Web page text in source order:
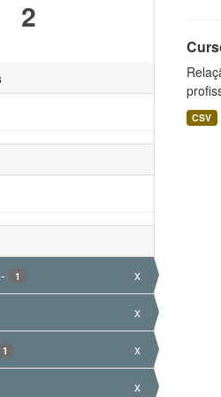
2
- 1 x
x
1 x
x
CSV